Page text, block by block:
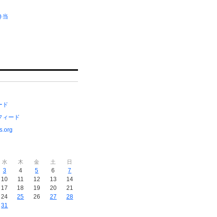
当
ド
ィード
水 木 金 土 日
3 4 5 6
7
10 11 12 13
14
17 18 19 20
21
24 25 26 27
28
31